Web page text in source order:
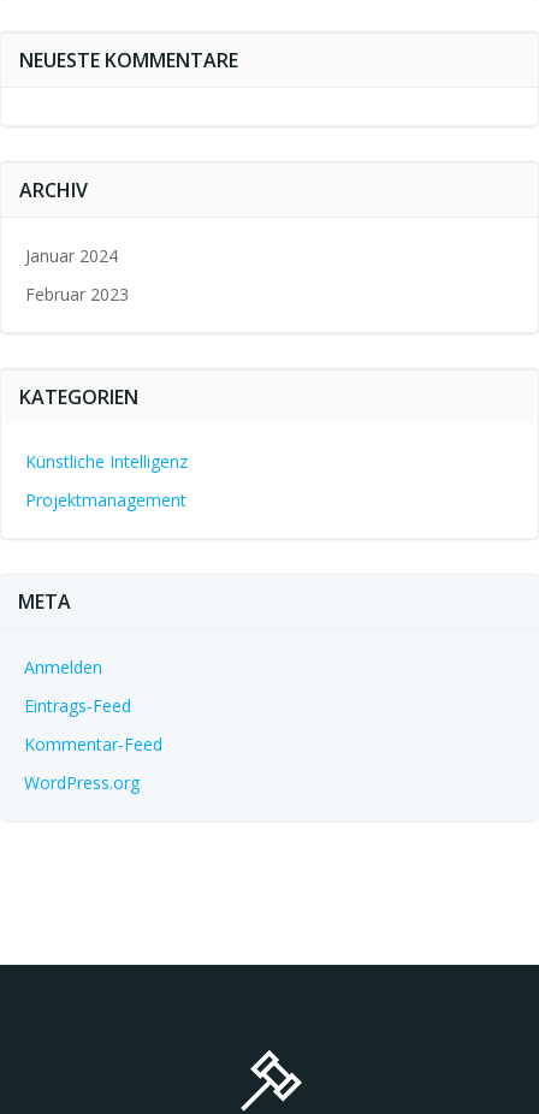
NEUESTE KOMMENTARE
ARCHIV
Januar 2024
Februar 2023
KATEGORIEN
Künstliche Intelligenz
Projektmanagement
META
Anmelden
Eintrags-Feed
Kommentar-Feed
WordPress.org